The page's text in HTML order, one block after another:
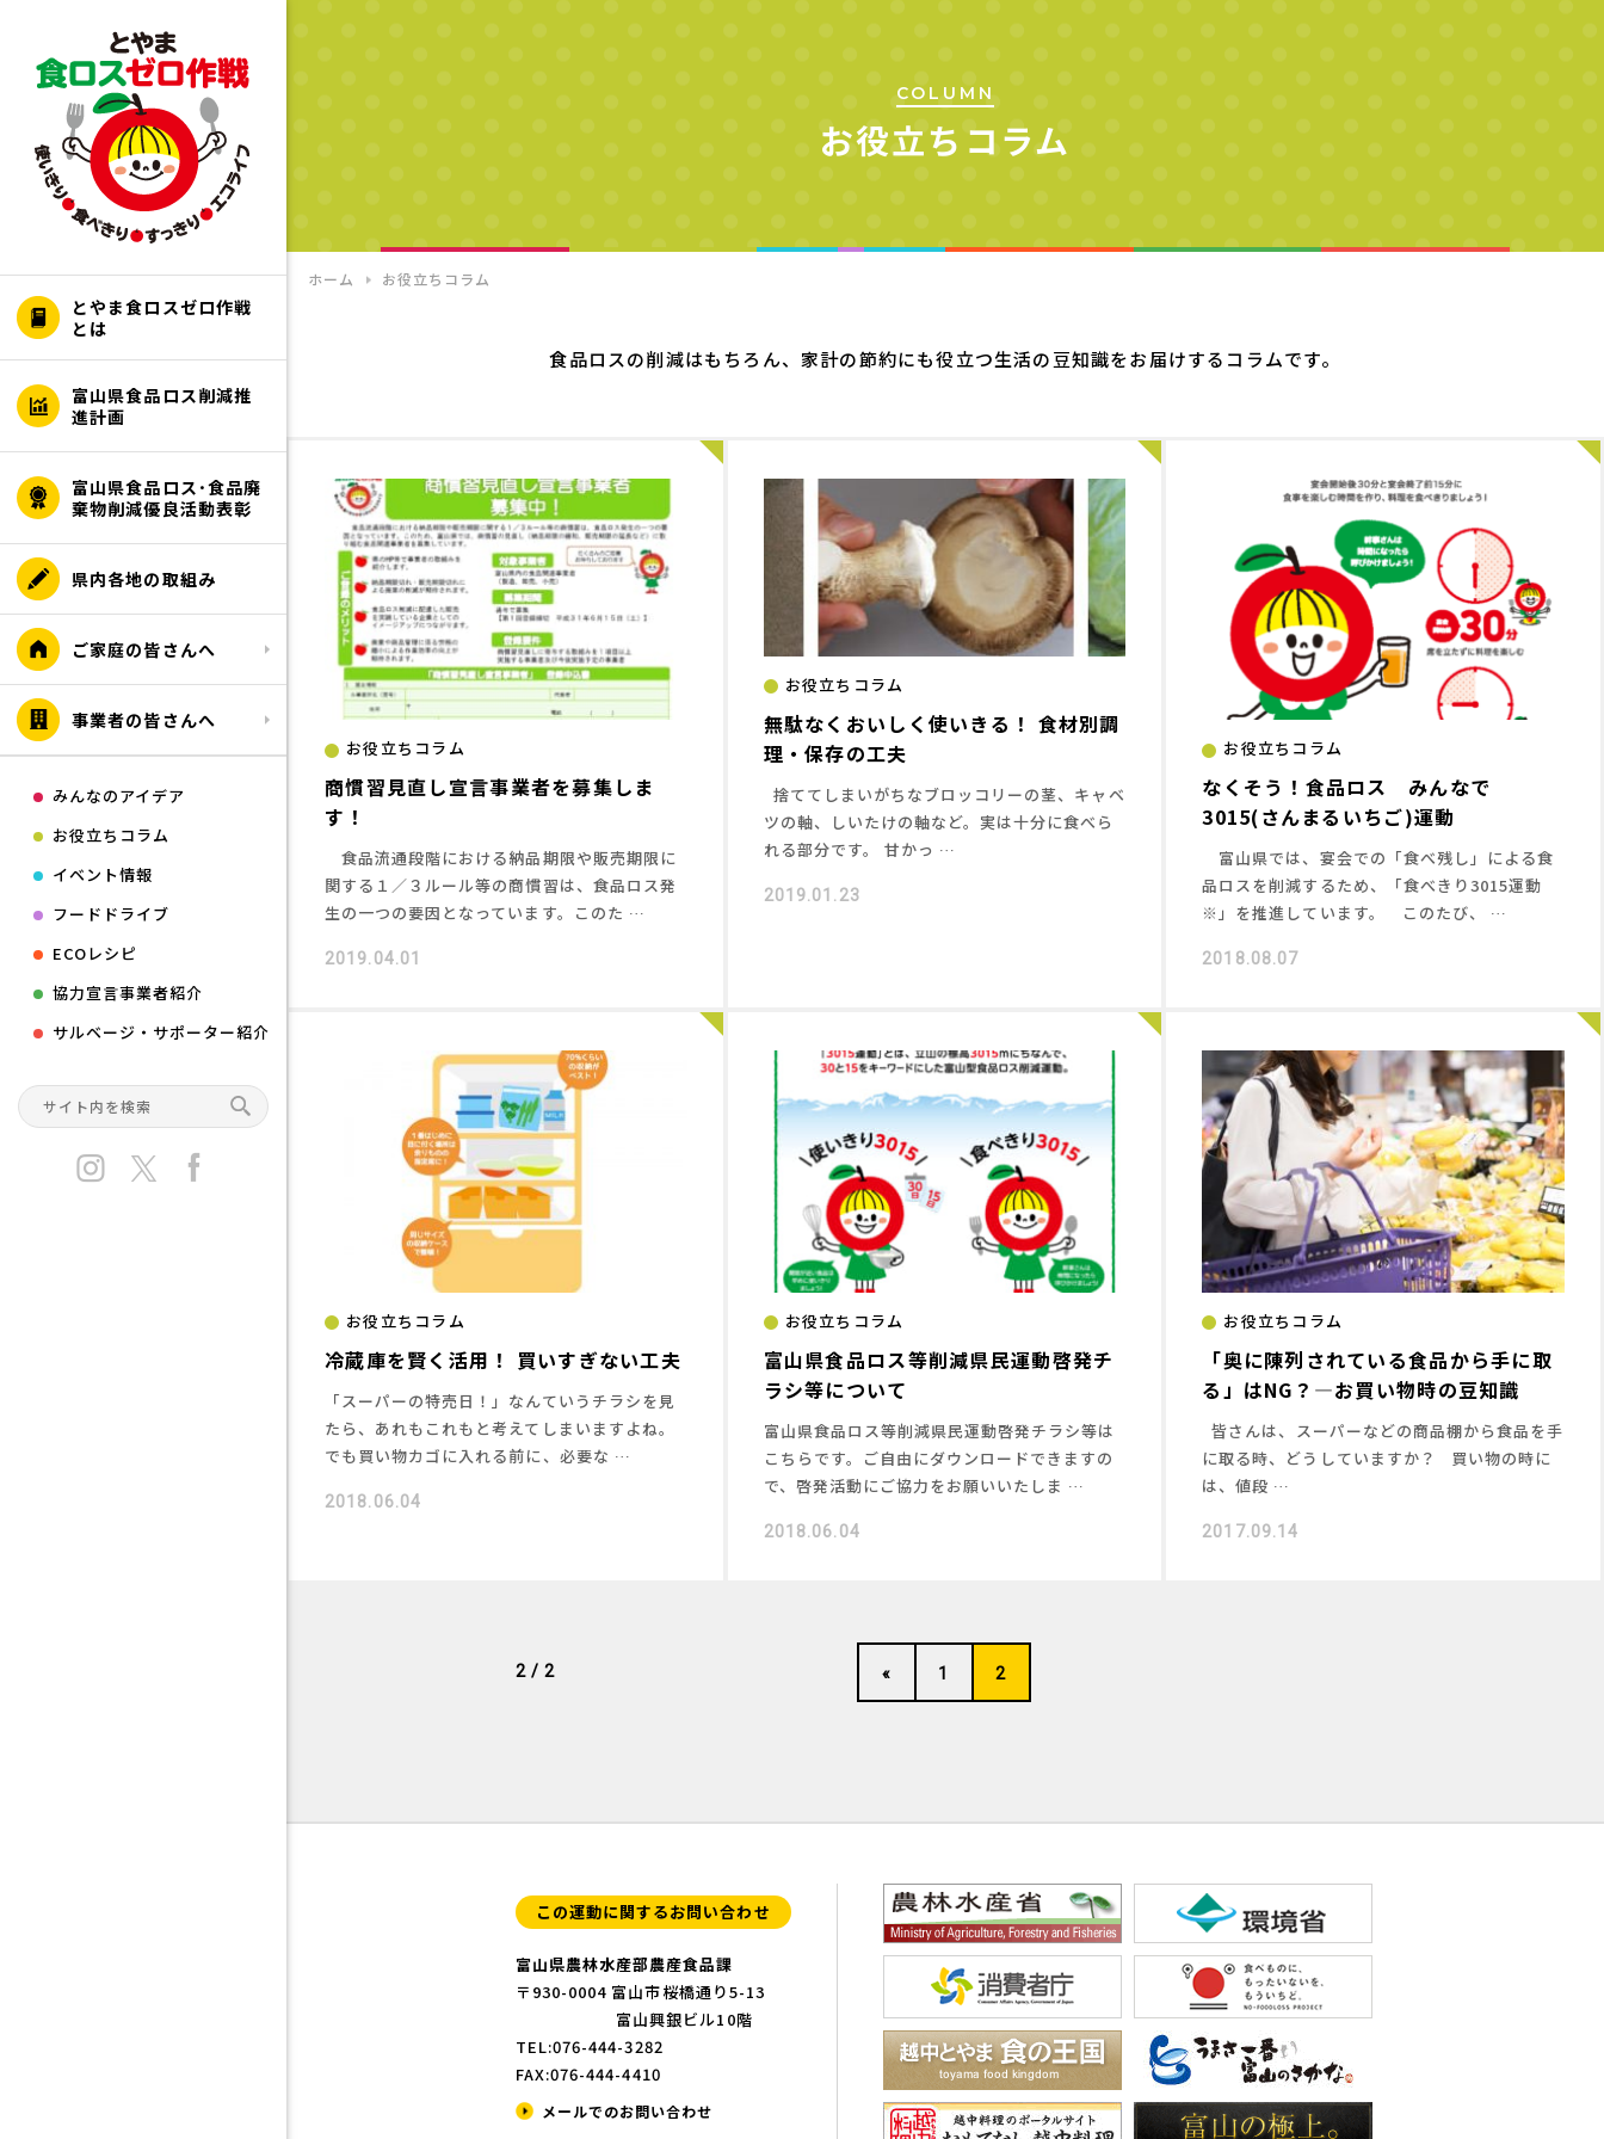
とやま食ロスゼロ作戦
とは
富山県食品ロス削減推
進計画
富山県食品ロス･食品廃
棄物削減優良活動表彰
県内各地の取組み
ご家庭の皆さんへ
事業者の皆さんへ
みんなのアイデア
お役立ちコラム
イベント情報
フードドライブ
ECOレシピ
協力宣言事業者紹介
サルベージ・サポーター紹介
COLUMN
お役立ちコラム
ホーム お役立ちコラム
食品ロスの削減はもちろん、家計の節約にも役立つ生活の豆知識をお届けするコラムです。
お役立ちコラム
商慣習見直し宣言事業者を募集しま
す！
食品流通段階における納品期限や販売期限に
関する１／３ルール等の商慣習は、食品ロス発
生の一つの要因となっています。このた …
2019.04.01
お役立ちコラム
無駄なくおいしく使いきる！ 食材別調
理・保存の工夫
捨ててしまいがちなブロッコリーの茎、キャベ
ツの軸、しいたけの軸など。実は十分に食べら
れる部分です。 甘かっ …
2019.01.23
お役立ちコラム
なくそう！食品ロス みんなで
3015(さんまるいちご)運動
富山県では、宴会での「食べ残し」による食
品ロスを削減するため、「食べきり3015運動
※」を推進しています。 このたび、 …
2018.08.07
お役立ちコラム
冷蔵庫を賢く活用！ 買いすぎない工夫
「スーパーの特売日！」なんていうチラシを見
たら、あれもこれもと考えてしまいますよね。
でも買い物カゴに入れる前に、必要な …
2018.06.04
お役立ちコラム
富山県食品ロス等削減県民運動啓発チ
ラシ等について
富山県食品ロス等削減県民運動啓発チラシ等は
こちらです。ご自由にダウンロードできますの
で、啓発活動にご協力をお願いいたしま …
2018.06.04
お役立ちコラム
「奥に陳列されている食品から手に取
る」はNG？―お買い物時の豆知識
皆さんは、スーパーなどの商品棚から食品を手
に取る時、どうしていますか？ 買い物の時に
は、値段 …
2017.09.14
2 / 2 « 1 2
この運動に関するお問い合わせ
富山県農林水産部農産食品課
〒930-0004 富山市桜橋通り5-13
富山興銀ビル10階
TEL:076-444-3282
FAX:076-444-4410
メールでのお問い合わせ